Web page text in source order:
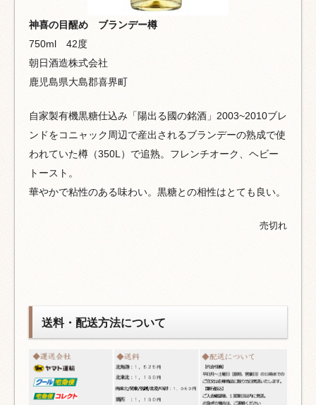
神喜の目醒め ブランデー樽
750ml 42度
朝日酒造株式会社
鹿児島県大島郡喜界町
自家製有機黒糖仕込み「陽出る國の銘酒」2003~2010ブレ
ンドをコニャック周辺で産出されるブランデーの熟成で使
われていた樽（350L）で追熟。フレンチオーク、ヘビー
トースト。
華やかで粘性のある味わい。黒糖との相性はとても良い。
売切れ
送料・配送方法について